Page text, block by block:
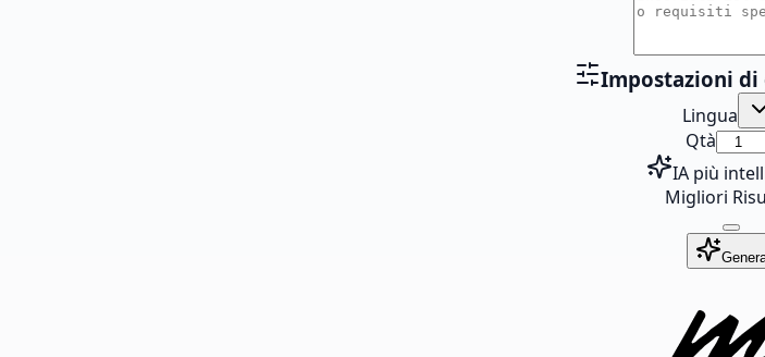
Impostazioni di
Lingua
Qtà
IA più
Migliori